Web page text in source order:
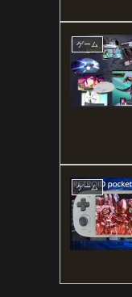
ゲーム
ゲーム